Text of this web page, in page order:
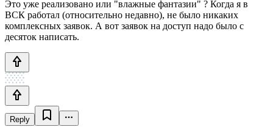
Это уже реализовано или "влажные фантазии" ? Когда я в
ВСК работал (относительно недавно), не было никаких
комплексных заявок. А вот заявок на доступ надо было с
десяток написать.
Reply